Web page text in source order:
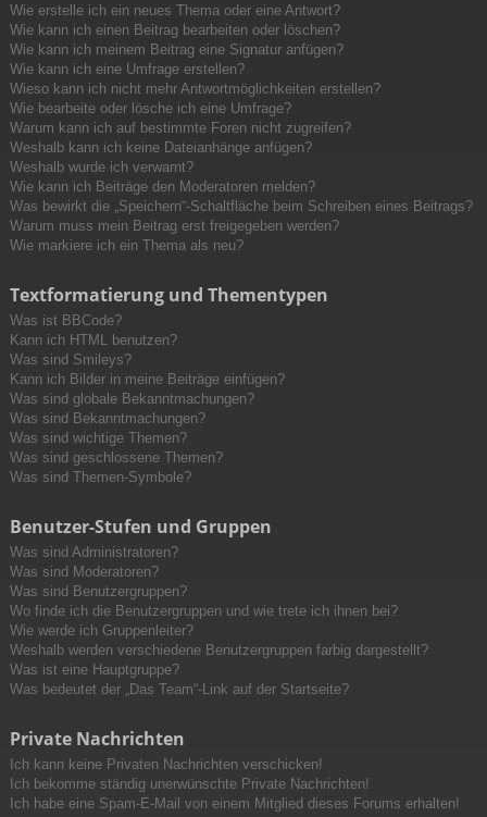
Wie erstelle ich ein neues Thema oder eine Antwort?
Wie kann ich einen Beitrag bearbeiten oder löschen?
Wie kann ich meinem Beitrag eine Signatur anfügen?
Wie kann ich eine Umfrage erstellen?
Wieso kann ich nicht mehr Antwortmöglichkeiten erstellen?
Wie bearbeite oder lösche ich eine Umfrage?
Warum kann ich auf bestimmte Foren nicht zugreifen?
Weshalb kann ich keine Dateianhänge anfügen?
Weshalb wurde ich verwarnt?
Wie kann ich Beiträge den Moderatoren melden?
Was bewirkt die „Speichern“-Schaltfläche beim Schreiben eines Beitrags?
Warum muss mein Beitrag erst freigegeben werden?
Wie markiere ich ein Thema als neu?
Textformatierung und Thementypen
Was ist BBCode?
Kann ich HTML benutzen?
Was sind Smileys?
Kann ich Bilder in meine Beiträge einfügen?
Was sind globale Bekanntmachungen?
Was sind Bekanntmachungen?
Was sind wichtige Themen?
Was sind geschlossene Themen?
Was sind Themen-Symbole?
Benutzer-Stufen und Gruppen
Was sind Administratoren?
Was sind Moderatoren?
Was sind Benutzergruppen?
Wo finde ich die Benutzergruppen und wie trete ich ihnen bei?
Wie werde ich Gruppenleiter?
Weshalb werden verschiedene Benutzergruppen farbig dargestellt?
Was ist eine Hauptgruppe?
Was bedeutet der „Das Team“-Link auf der Startseite?
Private Nachrichten
Ich kann keine Privaten Nachrichten verschicken!
Ich bekomme ständig unerwünschte Private Nachrichten!
Ich habe eine Spam-E-Mail von einem Mitglied dieses Forums erhalten!